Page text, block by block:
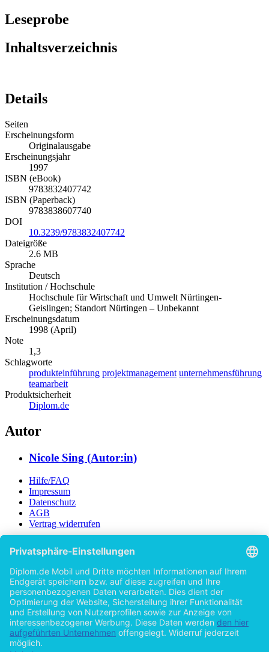
Leseprobe
Inhaltsverzeichnis
Details
Seiten
Erscheinungsform
Originalausgabe
Erscheinungsjahr
1997
ISBN (eBook)
9783832407742
ISBN (Paperback)
9783838607740
DOI
10.3239/9783832407742
Dateigröße
2.6 MB
Sprache
Deutsch
Institution / Hochschule
Hochschule für Wirtschaft und Umwelt Nürtingen-
Geislingen; Standort Nürtingen – Unbekannt
Erscheinungsdatum
1998 (April)
Note
1,3
Schlagworte
produkteinführung projektmanagement unternehmensführung
teamarbeit
Produktsicherheit
Diplom.de
Autor
Nicole Sing (Autor:in)
Hilfe/FAQ
Impressum
Datenschutz
AGB
Vertrag widerrufen
Copyright ©Imprint in der Bedey & Thoms Media GmbH
powered
by Open Publishing
Zurück